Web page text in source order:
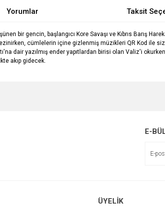
Yorumlar Taksit
bir gencin, başlangıcı Kore Savaşı ve Kıbrıs Barış
cümlelerin içine gizlenmiş müzikleri QR Kod ile
dair yazılmış ender yapıtlardan birisi olan Valiz'i
akıp gidecek.
E-
ÜYELİK